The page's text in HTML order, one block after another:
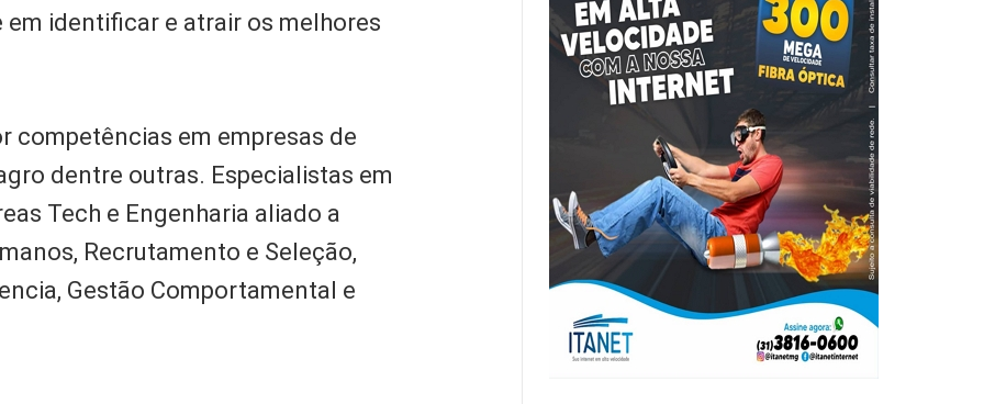
identificar e atrair os melhores
competências em empresas de
dentre outras. Especialistas em
Tech e Engenharia aliado a
Recrutamento e Seleção,
Gestão Comportamental e